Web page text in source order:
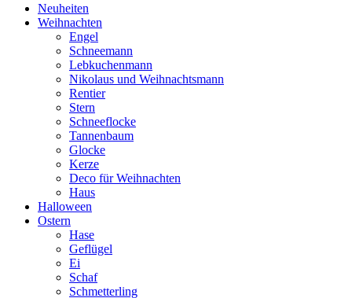
Neuheiten
Weihnachten
Engel
Schneemann
Lebkuchenmann
Nikolaus und Weihnachtsmann
Rentier
Stern
Schneeflocke
Tannenbaum
Glocke
Kerze
Deco für Weihnachten
Haus
Halloween
Ostern
Hase
Geflügel
Ei
Schaf
Schmetterling